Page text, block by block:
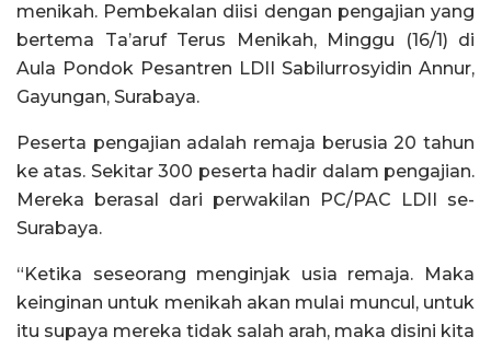
menikah. Pembekalan diisi dengan pengajian yang
bertema Ta’aruf Terus Menikah, Minggu (16/1) di
Aula Pondok Pesantren LDII Sabilurrosyidin Annur,
Gayungan, Surabaya.
Peserta pengajian adalah remaja berusia 20 tahun
ke atas. Sekitar 300 peserta hadir dalam pengajian.
Mereka berasal dari perwakilan PC/PAC LDII se-
Surabaya.
“Ketika seseorang menginjak usia remaja. Maka
keinginan untuk menikah akan mulai muncul, untuk
itu supaya mereka tidak salah arah, maka disini kita